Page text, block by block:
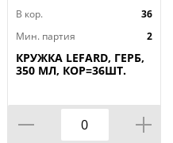
В кор.
36
Мин. партия
2
КРУЖКА LEFARD, ГЕРБ,
350 МЛ, КОР=36ШТ.